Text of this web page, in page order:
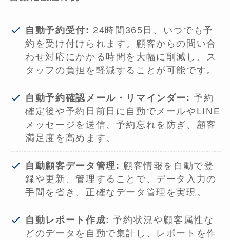
自動予約受付: 24時間365日、いつでも予
約を受け付けられます。顧客からの問い合
わせ対応にかかる時間を大幅に削減し、ス
タッフの負担を軽減することが可能です。
自動予約確認メール・リマインダー: 予約
確定後や予約日前日に自動でメールやLINE
メッセージを送信、予約忘れを防ぎ、顧客
満足度を高めます。
自動顧客データ管理: 顧客情報を自動で登
録や更新、管理することで、データ入力の
手間を省き、正確なデータ管理を実現。
自動レポート作成: 予約状況や顧客属性な
どのデータを自動で集計し、レポートを作